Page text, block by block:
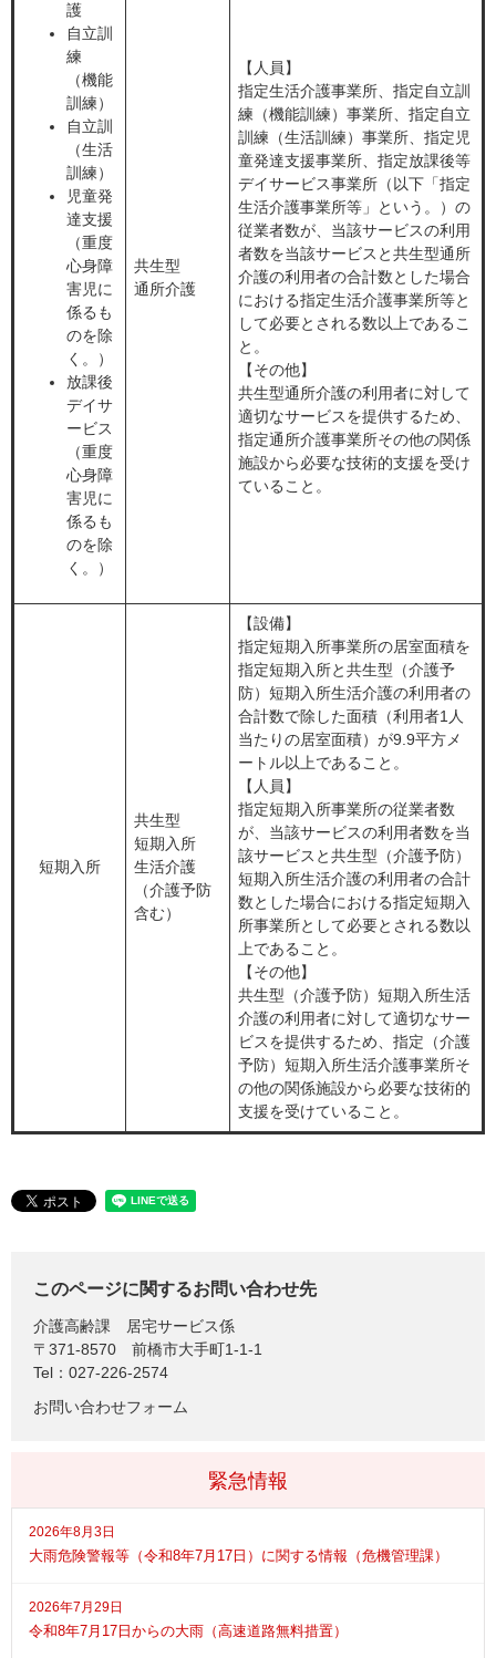
護
自立訓
練
（機能
訓練）
自立訓
（生活
訓練）
児童発
達支援
（重度
心身障
害児に
係るも
のを除
く。）
放課後
デイサ
ービス
（重度
心身障
害児に
係るも
のを除
く。）
共生型
通所介護
【人員】
指定生活介護事業所、指定自立訓
練（機能訓練）事業所、指定自立
訓練（生活訓練）事業所、指定児
童発達支援事業所、指定放課後等
デイサービス事業所（以下「指定
生活介護事業所等」という。）の
従業者数が、当該サービスの利用
者数を当該サービスと共生型通所
介護の利用者の合計数とした場合
における指定生活介護事業所等と
して必要とされる数以上であるこ
と。
【その他】
共生型通所介護の利用者に対して
適切なサービスを提供するため、
指定通所介護事業所その他の関係
施設から必要な技術的支援を受け
ていること。
短期入所
共生型
短期入所
生活介護
（介護予防
含む）
【設備】
指定短期入所事業所の居室面積を
指定短期入所と共生型（介護予
防）短期入所生活介護の利用者の
合計数で除した面積（利用者1人
当たりの居室面積）が9.9平方メ
ートル以上であること。
【人員】
指定短期入所事業所の従業者数
が、当該サービスの利用者数を当
該サービスと共生型（介護予防）
短期入所生活介護の利用者の合計
数とした場合における指定短期入
所事業所として必要とされる数以
上であること。
【その他】
共生型（介護予防）短期入所生活
介護の利用者に対して適切なサー
ビスを提供するため、指定（介護
予防）短期入所生活介護事業所そ
の他の関係施設から必要な技術的
支援を受けていること。
このページに関するお問い合わせ先
介護高齢課
居宅サービス係
〒371-8570
前橋市大手町1-1-1
Tel：027-226-2574
お問い合わせフォーム
緊急情報
2026年8月3日
大雨危険警報等（令和8年7月17日）に関する情報（危機管理課）
2026年7月29日
令和8年7月17日からの大雨（高速道路無料措置）